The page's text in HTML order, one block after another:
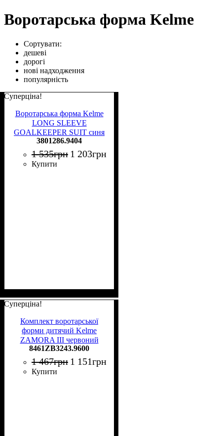
Воротарська форма Kelme
Сортувати:
дешеві
дорогі
нові надходження
популярність
Суперціна!
Воротарська форма Kelme
LONG SLEEVE
GOALKEEPER SUIT синя
3801286.9404
3801286.9404
1 535грн 1 203грн
Купити
Суперціна!
Комплект воротарської
форми дитячий Kelme
ZAMORA III червоний
8461ZB3243.9600
8461ZB3243.9600
1 467грн 1 151грн
Купити